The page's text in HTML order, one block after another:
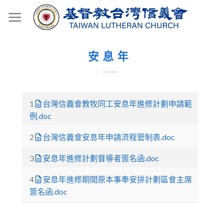
安息年
1
台灣信義會教牧同工安息年進修計劃申請範
例.doc
2 台灣信義會安息年申請流程管制表.doc
3 安息年進修計劃督導者簽名函.doc
4
安息年進修期間原本事奉安排計劃區會主席
簽名函.doc